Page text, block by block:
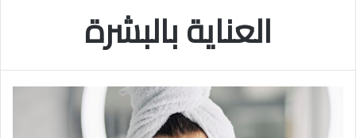
العناية بالبشرة